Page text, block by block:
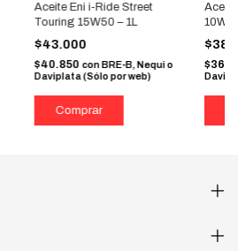
Aceite Eni i-Ride Street
Touring 15W50 – 1L
$43.000
$40.850 con BRE-B, Nequi o
Daviplata (Sólo por web)
10W-
946